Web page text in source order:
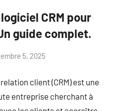
CRM pour
guide complet.
5, 2025
client (CRM) est une
entreprise cherchant à